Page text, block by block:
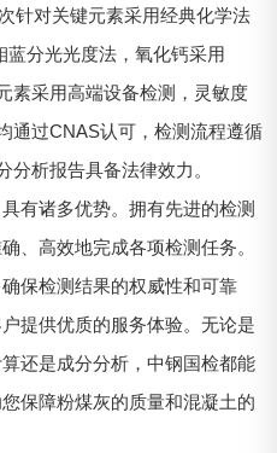
针对关键元素采用经典化学法
分光光度法，氧化钙采用
素采用高端设备检测，灵敏度
通过CNAS认可，检测流程遵循
分析报告具备法律效力。
有诸多优势。拥有先进的检测
、高效地完成各项检测任务。
保检测结果的权威性和可靠
提供优质的服务体验。无论是
还是成分分析，中钢国检都能
保障粉煤灰的质量和混凝土的